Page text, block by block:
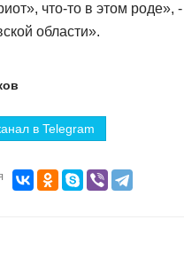
что-то в этом
области».
в Telegram